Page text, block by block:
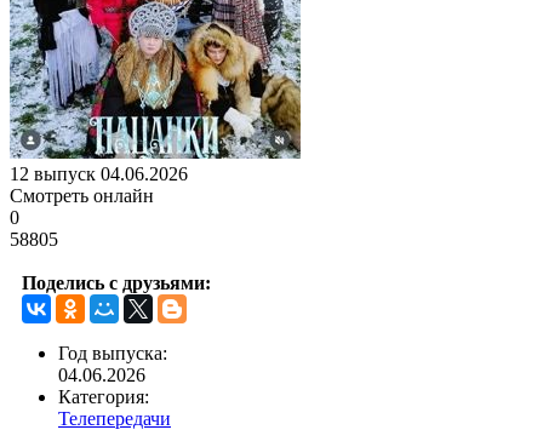
12 выпуск 04.06.2026
Смотреть онлайн
0
58805
Поделись с друзьями:
Год выпуска:
04.06.2026
Категория:
Телепередачи